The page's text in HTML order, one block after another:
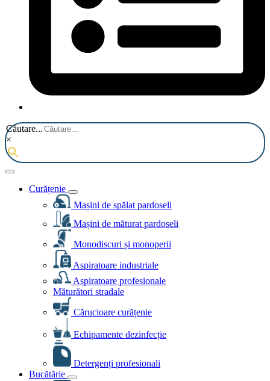
Căutare...
×
Curățenie
Mașini de spălat pardoseli
Mașini de măturat pardoseli
Monodiscuri și monoperii
Aspiratoare industriale
Aspiratoare profesionale
Măturători stradale
Cărucioare curățenie
Echipamente dezinfecție
Detergenți profesionali
Bucătărie